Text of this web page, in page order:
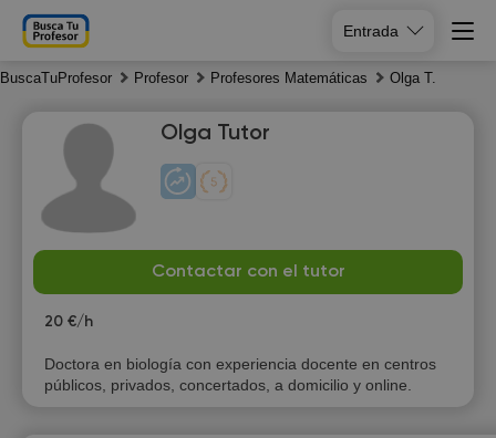
Entrada
BuscaTuProfesor Profesor Profesores Matemáticas Olga T.
Olga Tutor
Contactar con el tutor
20 €/h
Doctora en biología con experiencia docente en centros
públicos, privados, concertados, a domicilio y online.
9
Mo
10
Tu
11
12